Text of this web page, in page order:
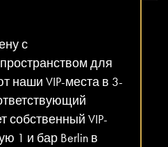
с
для
наши VIP-места в 3-
собственный VIP-
1 и бар Berlin в